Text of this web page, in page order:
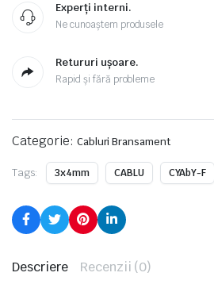
Experți interni.
Ne cunoaștem produsele
Retururi ușoare.
Rapid și fără probleme
Categorie: Cabluri Bransament
Tags: 3x4mm CABLU CYAbY-F
Descriere Recenzii (0)